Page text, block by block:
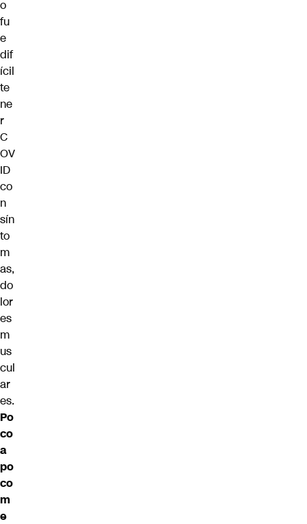
o
fu
e
dif
ícil
te
ne
r
C
OV
ID
co
n
sín
to
m
as,
do
lor
es
m
us
cul
ar
es.
Po
co
a
po
co
m
e